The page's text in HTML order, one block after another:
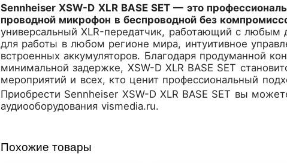
Sennheiser XSW-D XLR BASE SET — это
проводной микрофон в беспроводной без
универсальный XLR-передатчик, работающий с
для работы в любом регионе мира, интуитивное
встроенных аккумуляторов. Благодаря продуманной
минимальной задержке, XSW-D XLR BASE SET
мероприятий и всех, кто ценит профессиональный
Приобрести Sennheiser XSW-D XLR BASE SET вы
аудиооборудования vismedia.ru.
Похожие товары